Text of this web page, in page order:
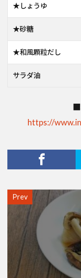
★しょうゆ
★砂糖
★和風顆粒だし
サラダ油
■
https://
Prev